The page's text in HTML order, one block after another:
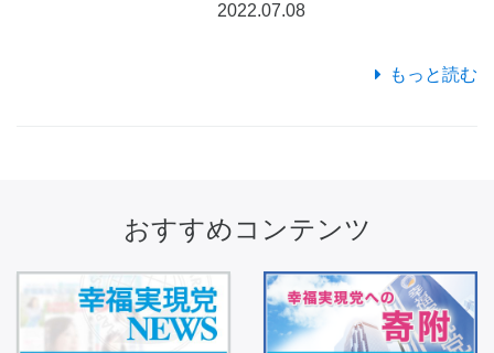
2022.07.08
もっと読む
おすすめコンテンツ